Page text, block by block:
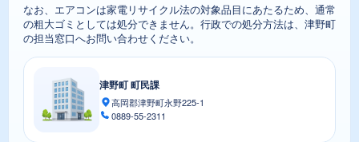
なお、エアコンは家電リサイクル法の対象品目にあたるため、通常
の粗大ゴミとしては処分できません。行政での処分方法は、津野町
の担当窓口へお問い合わせください。
津野町 町民課
高岡郡津野町永野225-1
0889-55-2311